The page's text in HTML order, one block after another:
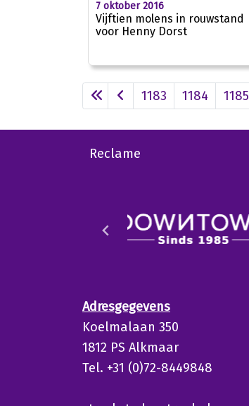
7 oktober 2016
Vijftien molens in rouwstand
voor Henny Dorst
1183 1184 1185
Reclame
Adresgegevens
Koelmalaan 350
1812 PS Alkmaar
Tel. +31 (0)72-8449848